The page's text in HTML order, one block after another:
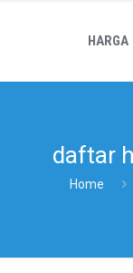
HARGA
daftar
Home